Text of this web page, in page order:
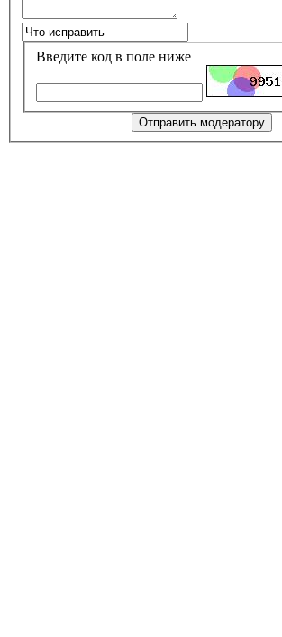
Введите код в поле ниже
Отправить модератору